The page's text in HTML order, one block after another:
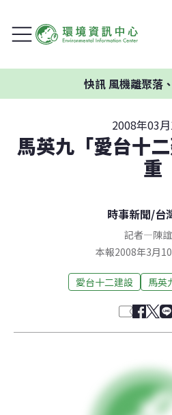
風機離聚落、學
2008年03
馬英九「愛台十
重
時事新聞/台
記者—陳
本報2008年3月
愛台十二建設 馬英